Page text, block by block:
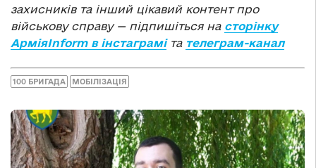
захисників та інший цікавий контент про
військову справу — підпишіться на сторінку
АрміяInform в інстаграміта телеграм-канал
100 БРИГАДА МОБІЛІЗАЦІЯ